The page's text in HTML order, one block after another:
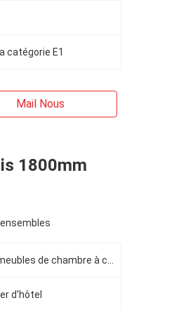
catégorie E1
Mail Nous
1800mm
d'hôtel